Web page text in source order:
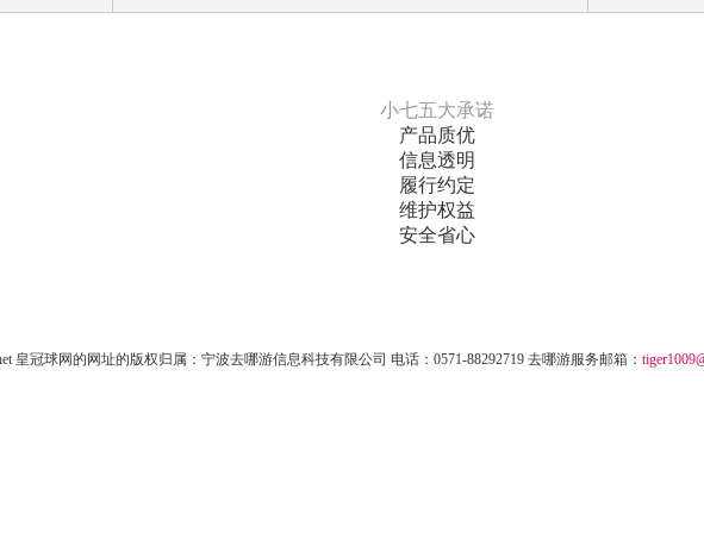
小七五大承诺
产品质优
信息透明
履行约定
维护权益
安全省心
皇冠球网的网址的版权归属：宁波去哪游信息科技有限公司 电话：0571-88292719 去哪游服务邮箱：